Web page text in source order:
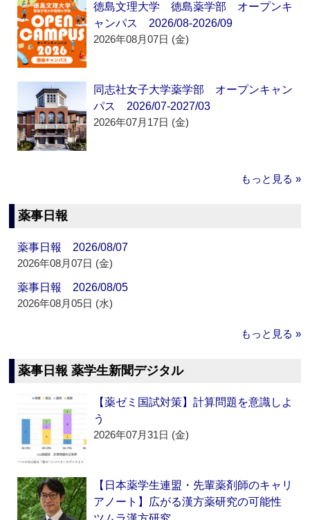
徳島文理大学 徳島薬学部 オープンキ
ャンパス 2026/08-2026/09
2026年08月07日 (金)
同志社女子大学薬学部 オープンキャン
パス 2026/07-2027/03
2026年07月17日 (金)
もっと見る »
薬事日報
薬事日報 2026/08/07
2026年08月07日 (金)
薬事日報 2026/08/05
2026年08月05日 (水)
もっと見る »
薬事日報 薬学生新聞デジタル
【薬ゼミ国試対策】計算問題を意識しよ
う
2026年07月31日 (金)
【日本薬学生連盟・先輩薬剤師のキャリ
アノート】広がる漢方薬研究の可能性